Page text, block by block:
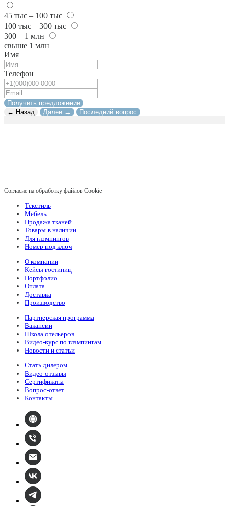
45 тыс – 100 тыс
100 тыс – 300 тыс
300 – 1 млн
свыше 1 млн
Имя
Телефон
Получить предложение
← Назад
Далее → Последний вопрос
Согласие на обработку файлов Cookie
Текстиль
Мебель
Продажа тканей
Товары в наличии
Для глэмпингов
Номер под ключ
О компании
Кейсы гостиниц
Портфолио
Оплата
Доставка
Производство
Партнерская программа
Вакансии
Школа отельеров
Видео-курс по глэмпингам
Новости и статьи
Стать дилером
Видео-отзывы
Сертификаты
Вопрос-ответ
Контакты